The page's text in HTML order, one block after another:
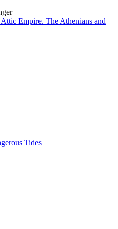
Empire. The Athenians and
Tides